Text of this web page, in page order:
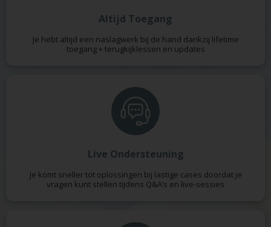
Altijd Toegang
Je hebt altijd een naslagwerk bij de hand dankzij lifetime
toegang + terugkijklessen en updates
Live Ondersteuning
Je komt sneller tot oplossingen bij lastige cases doordat je
vragen kunt stellen tijdens Q&A’s en live-sessies